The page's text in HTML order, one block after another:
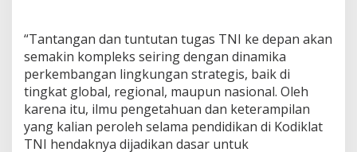
“Tantangan dan tuntutan tugas TNI ke depan akan
semakin kompleks seiring dengan dinamika
perkembangan lingkungan strategis, baik di
tingkat global, regional, maupun nasional. Oleh
karena itu, ilmu pengetahuan dan keterampilan
yang kalian peroleh selama pendidikan di Kodiklat
TNI hendaknya dijadikan dasar untuk